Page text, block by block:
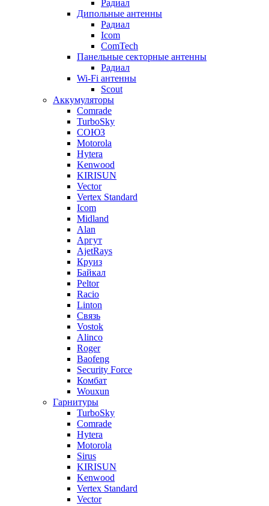
Радиал
Дипольные антенны
Радиал
Icom
ComTech
Панельные секторные антенны
Радиал
Wi-Fi антенны
Scout
Аккумуляторы
Comrade
TurboSky
СОЮЗ
Motorola
Hytera
Kenwood
KIRISUN
Vector
Vertex Standard
Icom
Midland
Alan
Аргут
AjetRays
Круиз
Байкал
Peltor
Racio
Linton
Связь
Vostok
Alinco
Roger
Baofeng
Security Force
Комбат
Wouxun
Гарнитуры
TurboSky
Comrade
Hytera
Motorola
Sirus
KIRISUN
Kenwood
Vertex Standard
Vector